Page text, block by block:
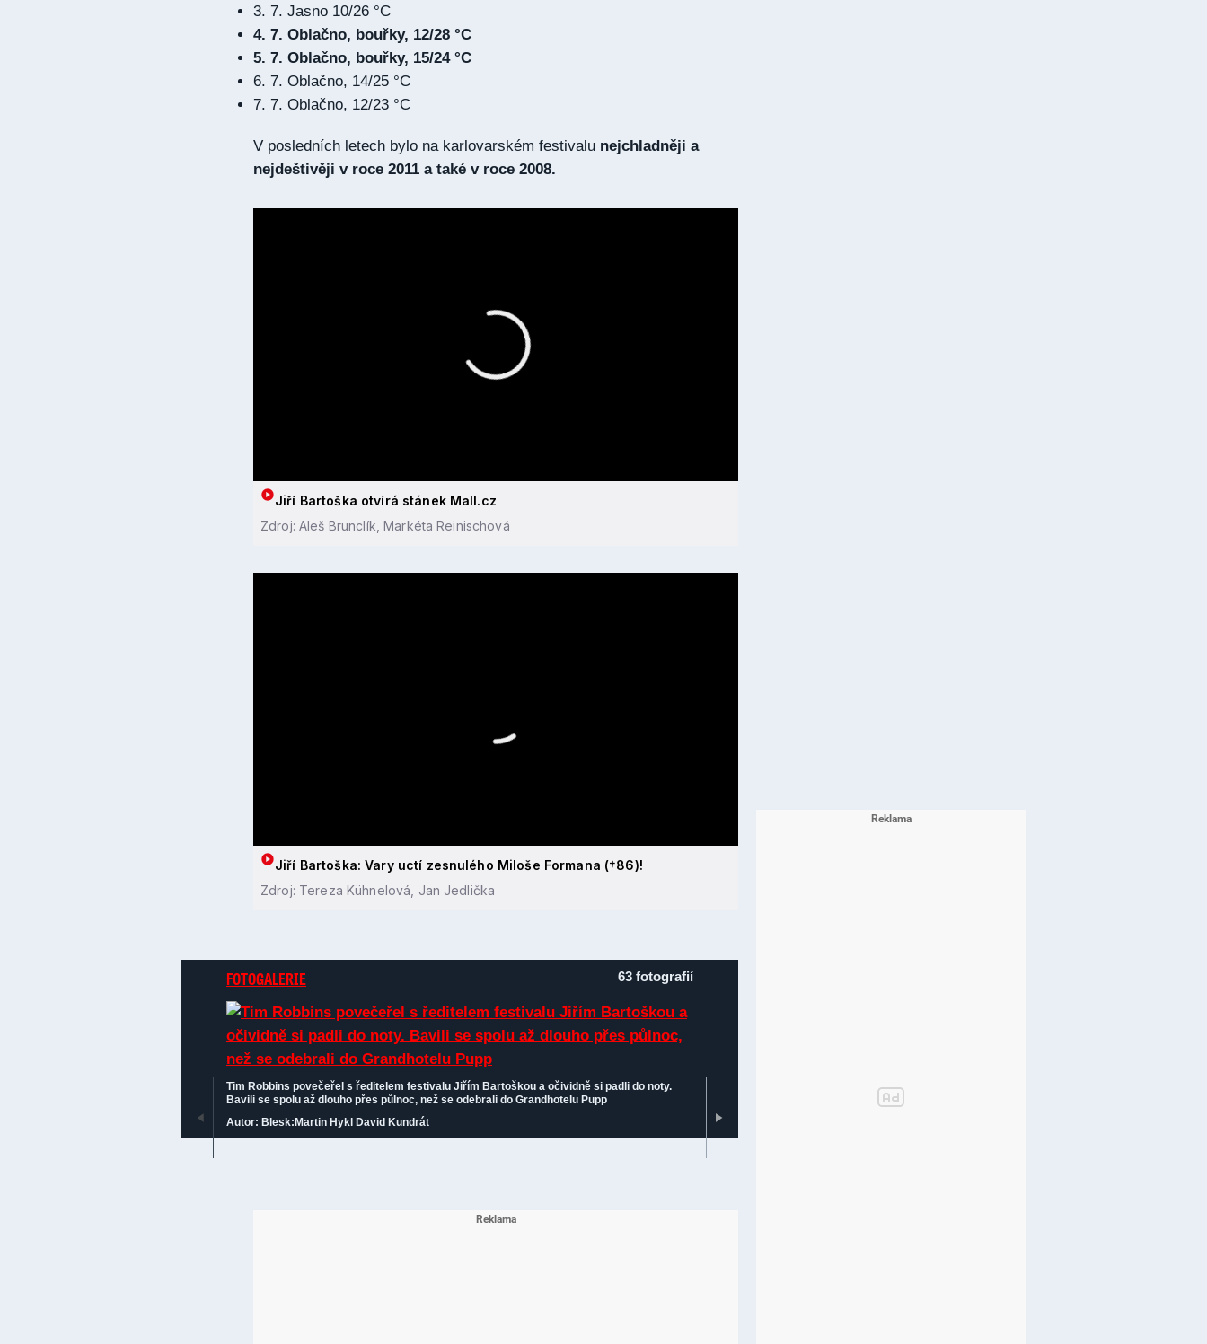
3. 7. Jasno 10/26 °C
4. 7. Oblačno, bouřky, 12/28 °C
5. 7. Oblačno, bouřky, 15/24 °C
6. 7. Oblačno, 14/25 °C
7. 7. Oblačno, 12/23 °C
V posledních letech bylo na karlovarském festivalu nejchladněji a
nejdeštivěji v roce 2011 a také v roce 2008.
Jiří Bartoška otvírá stánek Mall.cz
Zdroj: Aleš Brunclík, Markéta Reinischová
Jiří Bartoška: Vary uctí zesnulého Miloše Formana (†86)!
Zdroj: Tereza Kühnelová, Jan Jedlička
FOTOGALERIE 63 fotografií
Tim Robbins povečeřel s ředitelem festivalu Jiřím Bartoškou a očividně si padli do noty.
Bavili se spolu až dlouho přes půlnoc, než se odebrali do Grandhotelu Pupp
Autor: Blesk:Martin Hykl David Kundrát